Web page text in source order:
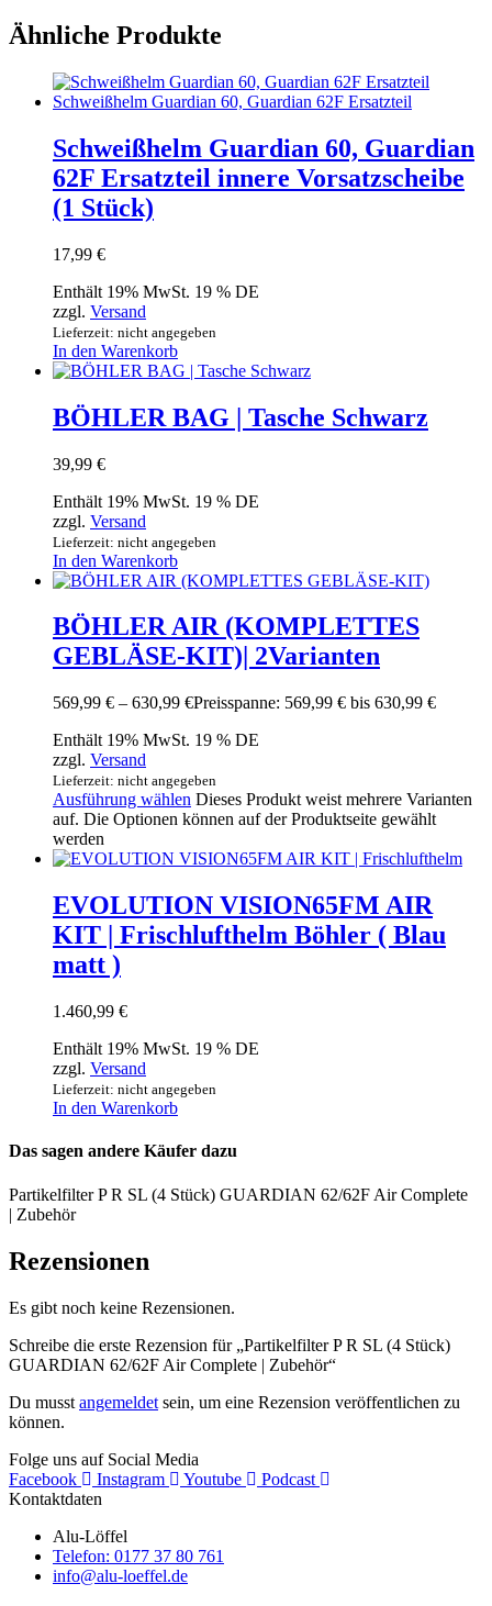
Ähnliche Produkte
Schweißhelm Guardian 60, Guardian
62F Ersatzteil innere Vorsatzscheibe
(1 Stück)
17,99 €
Enthält 19% MwSt. 19 % DE
zzgl. Versand
Lieferzeit: nicht angegeben
In den Warenkorb
BÖHLER BAG | Tasche Schwarz
39,99 €
Enthält 19% MwSt. 19 % DE
zzgl. Versand
Lieferzeit: nicht angegeben
In den Warenkorb
BÖHLER AIR (KOMPLETTES
GEBLÄSE-KIT)| 2Varianten
569,99 € – 630,99 €Preisspanne: 569,99 € bis 630,99 €
Enthält 19% MwSt. 19 % DE
zzgl. Versand
Lieferzeit: nicht angegeben
Ausführung wählen Dieses Produkt weist mehrere Varianten
auf. Die Optionen können auf der Produktseite gewählt
werden
EVOLUTION VISION65FM AIR
KIT | Frischlufthelm Böhler ( Blau
matt )
1.460,99 €
Enthält 19% MwSt. 19 % DE
zzgl. Versand
Lieferzeit: nicht angegeben
In den Warenkorb
Das sagen andere Käufer dazu
Partikelfilter P R SL (4 Stück) GUARDIAN 62/62F Air Complete
| Zubehör
Rezensionen
Es gibt noch keine Rezensionen.
Schreibe die erste Rezension für „Partikelfilter P R SL (4 Stück)
GUARDIAN 62/62F Air Complete | Zubehör“
Du musst angemeldet sein, um eine Rezension veröffentlichen zu
können.
Folge uns auf Social Media
Facebook
Instagram Youtube
Podcast
Kontaktdaten
Alu-Löffel
Telefon: 0177 37 80 761
info@alu-loeffel.de